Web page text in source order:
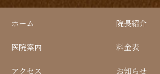
ホーム 院長紹介
医院案内 料金表
アクセス お知らせ